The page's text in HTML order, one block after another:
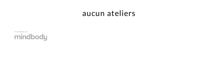
aucun ateliers